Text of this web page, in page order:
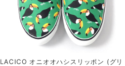
LACICO オニオオハシスリッポン (グリ